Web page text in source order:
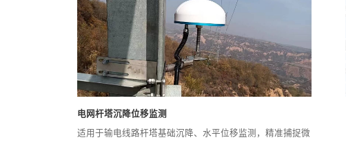
电网杆塔沉降位移监测
适用于输电线路杆塔基础沉降、水平位移监测，精准捕捉微